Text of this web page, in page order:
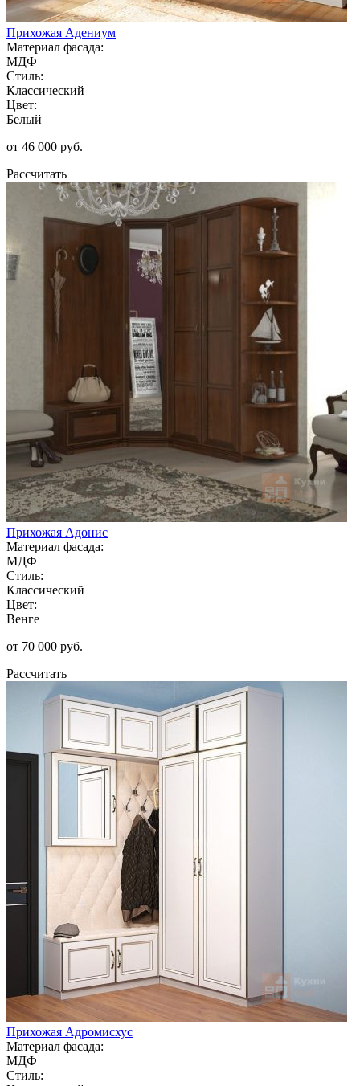
Прихожая Адениум
Материал фасада:
МДФ
Стиль:
Классический
Цвет:
Белый
от 46 000 руб.
Рассчитать
Прихожая Адонис
Материал фасада:
МДФ
Стиль:
Классический
Цвет:
Венге
от 70 000 руб.
Рассчитать
Прихожая Адромисхус
Материал фасада:
МДФ
Стиль: